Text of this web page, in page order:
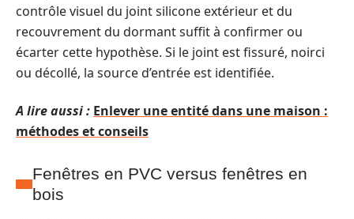
contrôle visuel du joint silicone extérieur et du
recouvrement du dormant suffit à confirmer ou
écarter cette hypothèse. Si le joint est fissuré, noirci
ou décollé, la source d’entrée est identifiée.
A lire aussi : Enlever une entité dans une maison :
méthodes et conseils
Fenêtres en PVC versus fenêtres en
bois